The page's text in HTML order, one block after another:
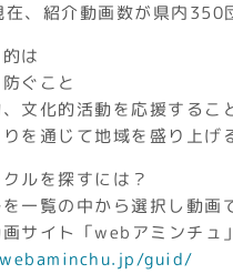
、紹介動画数が県内350
は
ぐこと
文化的活動を応援するこ
を通じて地域を盛り上げ
ルを探すには？
一覧の中から選択し動画
サイト「webアミンチュ
guid/